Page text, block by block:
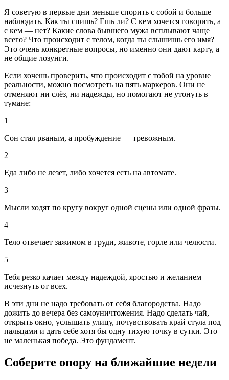
Я советую в первые дни меньше спорить с собой и больше
наблюдать. Как ты спишь? Ешь ли? С кем хочется говорить, а
с кем — нет? Какие слова бывшего мужа всплывают чаще
всего? Что происходит с телом, когда ты слышишь его имя?
Это очень конкретные вопросы, но именно они дают карту, а
не общие лозунги.
Если хочешь проверить, что происходит с тобой на уровне
реальности, можно посмотреть на пять маркеров. Они не
отменяют ни слёз, ни надежды, но помогают не утонуть в
тумане:
1
Сон стал рваным, а пробуждение — тревожным.
2
Еда либо не лезет, либо хочется есть на автомате.
3
Мысли ходят по кругу вокруг одной сцены или одной фразы.
4
Тело отвечает зажимом в груди, животе, горле или челюсти.
5
Тебя резко качает между надеждой, яростью и желанием
исчезнуть от всех.
В эти дни не надо требовать от себя благородства. Надо
дожить до вечера без самоуничтожения. Надо сделать чай,
открыть окно, услышать улицу, почувствовать край стула под
пальцами и дать себе хотя бы одну тихую точку в сутки. Это
не маленькая победа. Это фундамент.
Соберите опору на ближайшие недели